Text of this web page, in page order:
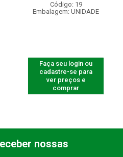
Código: 19
Embalagem: UNIDADE
Faça seu login ou
cadastre-se para
ver preços e
comprar
nossas